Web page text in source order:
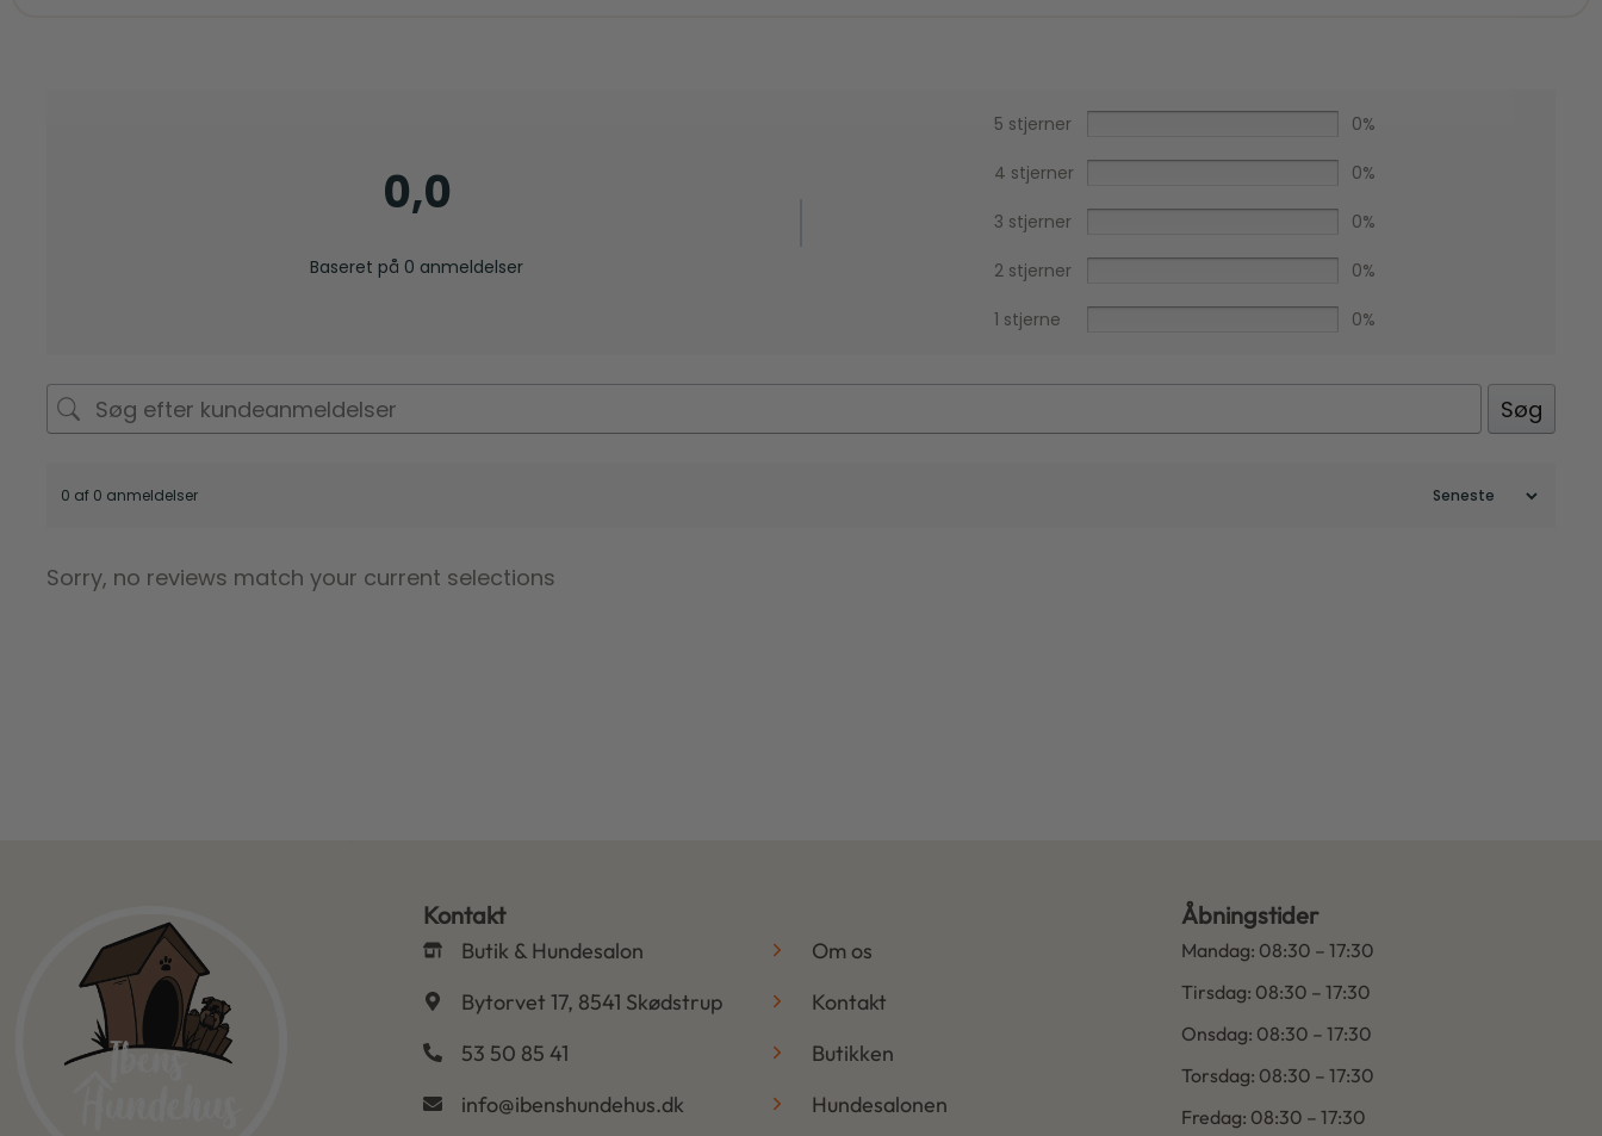
0,0
Baseret på 0 anmeldelser
5 stjerner 0%
4 stjerner 0%
3 stjerner 0%
2 stjerner 0%
1 stjerne 0%
Søg
0 af 0 anmeldelser
Sorry, no reviews match your current selections
Kontakt
Butik & Hundesalon
Bytorvet 17, 8541 Skødstrup
53 50 85 41
info@ibenshundehus.dk
Om os
Kontakt
Butikken
Hundesalonen
Åbningstider
Mandag: 08:30 – 17:30
Tirsdag: 08:30 – 17:30
Onsdag: 08:30 – 17:30
Torsdag: 08:30 – 17:30
Fredag: 08:30 – 17:30
Insta.
Facebook